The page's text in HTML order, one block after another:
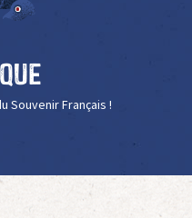
Souvenir Français !